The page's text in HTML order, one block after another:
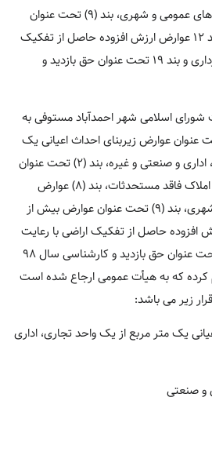
بند (۸) عوارض تأمین هزینه های عمومی و شهری، بند (۹) تحت عنوان
عوارض بیش از حد تراکم، بند ۱۲ عوارض ارزش افزوده حاصل از تفکیک
اراضی با رعایت مقررات شهرداری و بند ۱۹ تحت عنوان حق بازدید و
اسلامی شهر احمدآباد مستوفی به
ابطال بند (ب/۱) تحت عنوان عوارض زیربنای احداث اعیانی یک
متر مربع از یک واحد تجاری، اداری و صنعتی و غیره، بند (۲) تحت عنوان
حصارکشی و دیوارکشی برای املاک فاقد مستحدثات، بند (۸) عوارض
تأمین هزینه های عمومی و شهری، بند (۹) تحت عنوان عوارض بیش از
عوارض ارزش افزوده حاصل از تفکیک اراضی با رعایت
مقررات شهرداری و بند ۱۹ تحت عنوان حق بازدید و کارشناسی سال ۹۸
کرده که به هیأت عمومی ارجاع شده است
زیر می باشد:
یک متر مربع از یک واحد تجاری، اداری